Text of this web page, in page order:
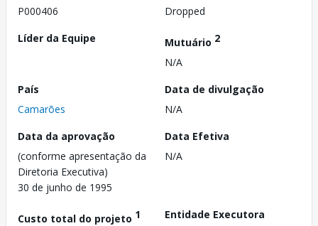
P000406
Dropped
Líder da Equipe
Mutuário 2
N/A
País
Camarões
Data de divulgação
N/A
Data da aprovação
(conforme apresentação da
Diretoria Executiva)
30 de junho de 1995
Data Efetiva
N/A
Custo total do projeto 1
Entidade Executora